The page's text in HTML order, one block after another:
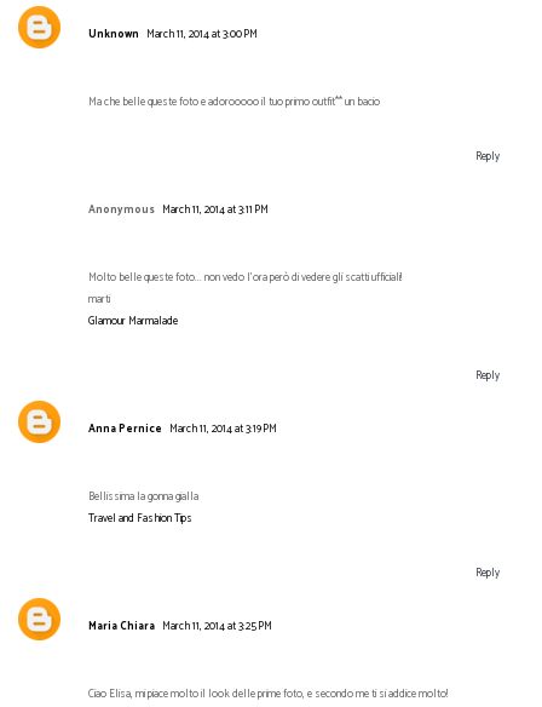
Unknown March 11, 2014 at 3:00 PM
Ma che belle queste foto e adorooooo il tuo primo outfit** un bacio
Reply
Anonymous March 11, 2014 at 3:11 PM
Molto belle queste foto... non vedo l'ora però di vedere gli scatti ufficiali!
marti
Glamour Marmalade
Reply
Anna Pernice March 11, 2014 at 3:19 PM
Bellissima la gonna gialla
Travel and Fashion Tips
Reply
Maria Chiara March 11, 2014 at 3:25 PM
Ciao Elisa, mi piace molto il look delle prime foto, e secondo me ti si addice molto!